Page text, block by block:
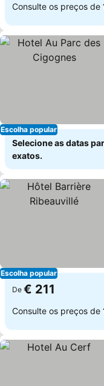
Consulte os preços de
Escolha popular
Selecione as datas
exatos.
Escolha popular
De € 211
Consulte os preços de